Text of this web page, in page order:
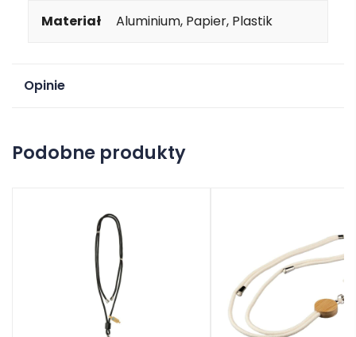
Materiał Aluminium, Papier, Plastik
Opinie
Podobne produkty